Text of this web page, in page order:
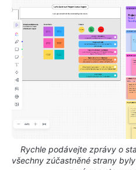
Rychle podávejte zprávy o
všechny zúčastněné strany